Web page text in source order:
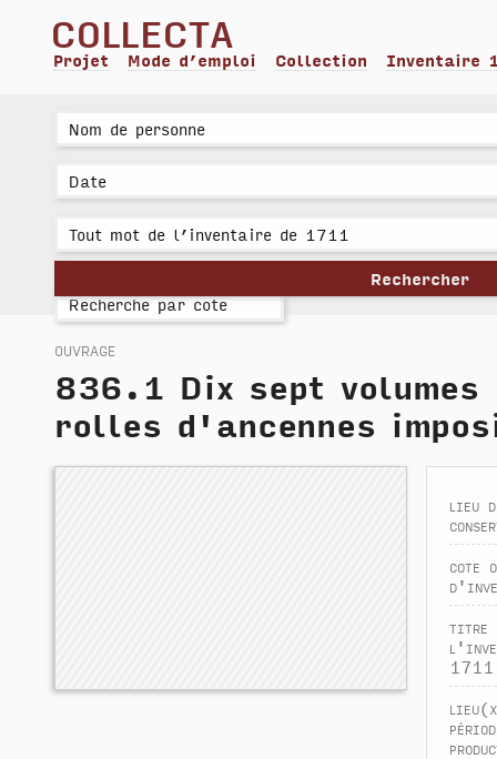
collecta
Projet Mode d’emploi Collection Inventaire
ouvrage
836.1
Dix sept
rolles d'ancennes
lieu
cote
titre
1711